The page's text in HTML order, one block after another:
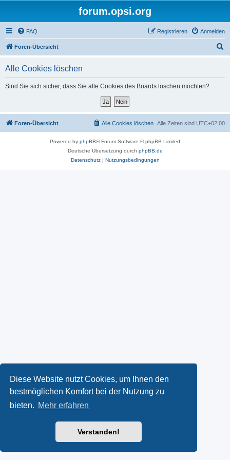
Diese Website nutzt Cookies, um Ihnen den
bestmöglichen Komfort bei der Nutzung zu
bieten. Mehr erfahren
Verstanden!
forum.opsi.org
FAQ Anmelden
Registrieren
Foren-Übersicht
Alle Cookies löschen
Sind Sie sich sicher, dass Sie alle Cookies des Boards löschen möchten?
Foren-Übersicht Alle Zeiten sind UTC+02:00
Alle Cookies löschen
Powered by phpBB® Forum Software © phpBB Limited
Deutsche Übersetzung durch phpBB.de
Datenschutz| Nutzungsbedingungen